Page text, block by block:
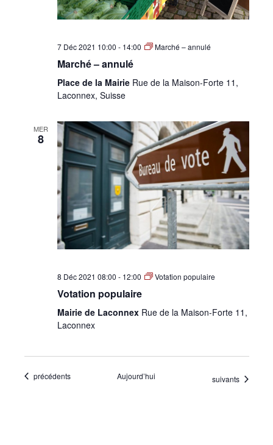
7 Déc 2021 10:00 - 14:00 Marché – annulé
Marché – annulé
Place de la Mairie Rue de la Maison-Forte 11,
Laconnex, Suisse
MER
8
8 Déc 2021 08:00 - 12:00 Votation populaire
Votation populaire
Mairie de Laconnex Rue de la Maison-Forte 11,
Laconnex
Évènements
précédents Aujourd’hui Évènements
suivants